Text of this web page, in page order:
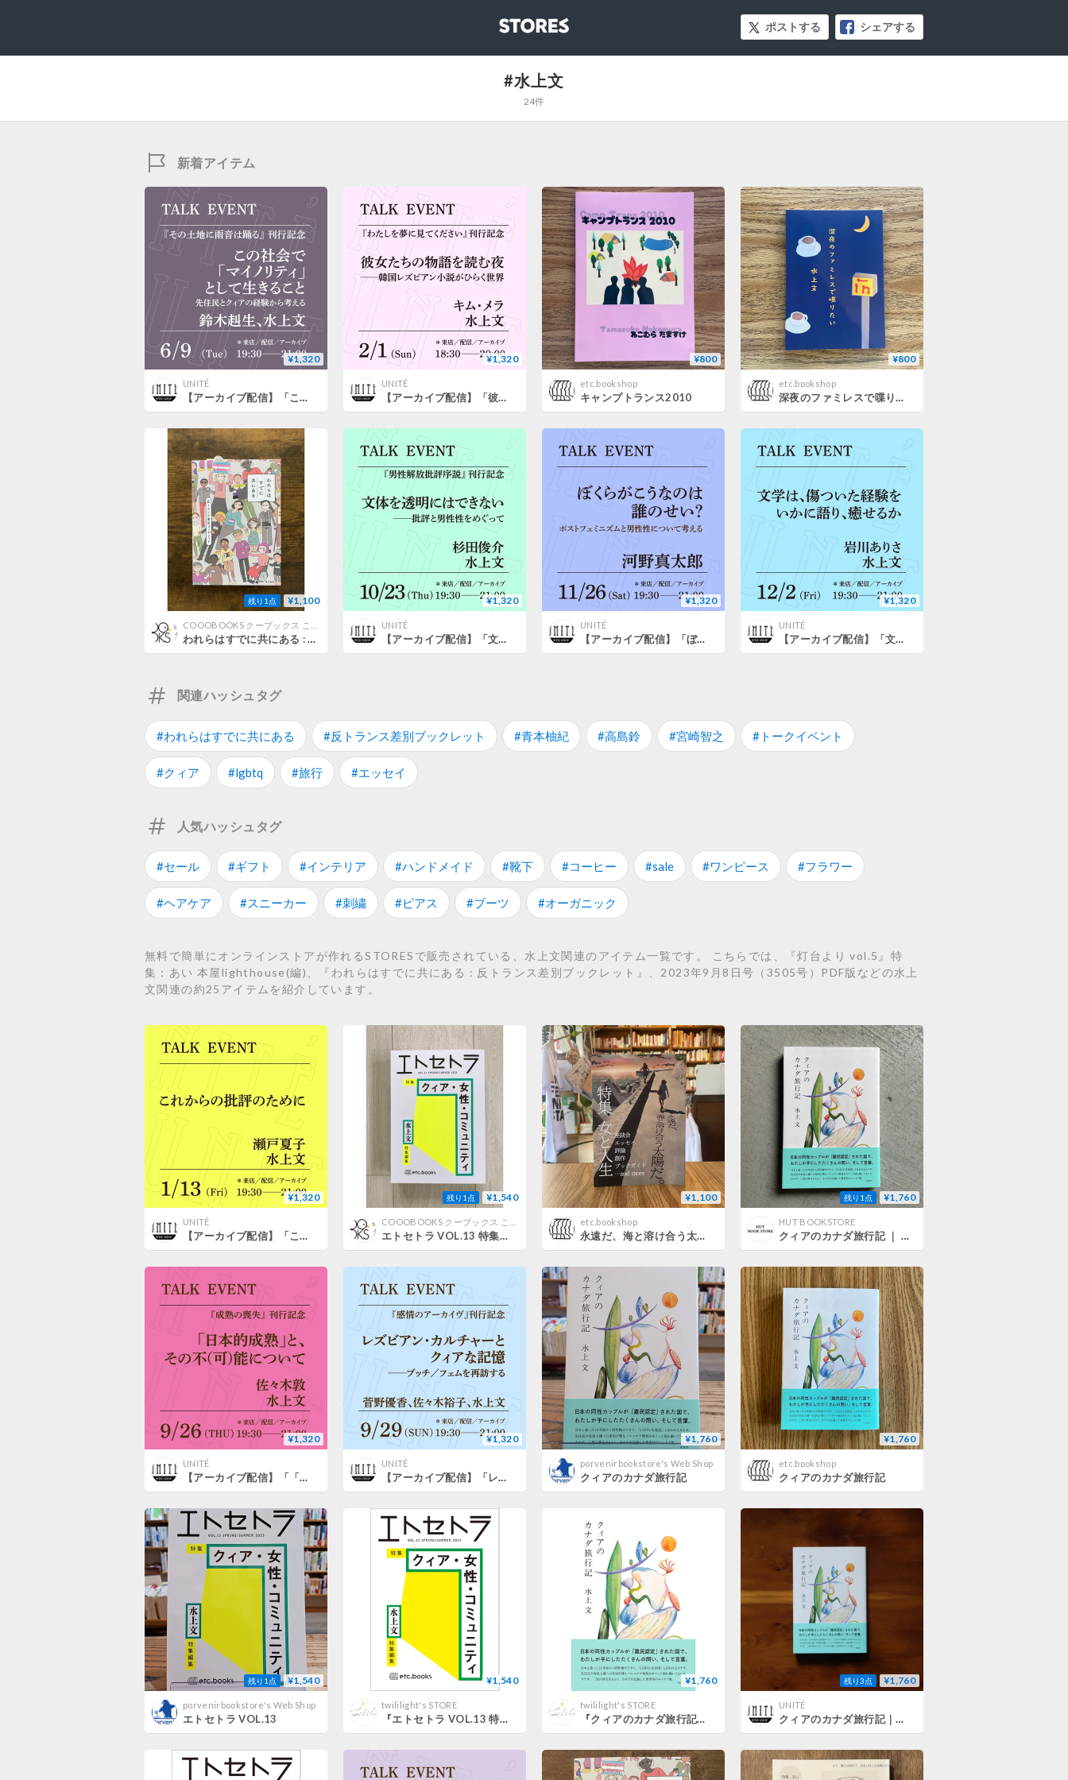
STORES ポストする シェアする
#水上文
24件
新着アイテム
¥1,320
UNITÉ
【アーカイブ配信】「この社会で「マイノリティ」として生きること──先住民とクィアの経験から考える」（登壇者：鈴木赳生、水上文）
¥1,320
UNITÉ
【アーカイブ配信】「彼女たちの物語を読む夜──韓国レズビアン小説がひらく世界」（登壇者：キム・メラ、水上文）
¥800
etc.bookshop
キャンプトランス2010
¥800
etc.bookshop
深夜のファミレスで喋りたい
残り1点 ¥1,100
われらはすでに共にある : 反トランス差別ブックレット／反トランス差別ブックレット編集部（青本柚紀, 高島 鈴, 水上 文）・編
¥1,320
UNITÉ
【アーカイブ配信】「文体を透明にはできない──批評と男性性をめぐって」（登壇者：杉田俊介、水上文）
¥1,320
UNITÉ
【アーカイブ配信】「ぼくらがこうなのは誰のせい？──ポストフェミニズムと男性性について考える」（登壇者：河野真太郎）
¥1,320
UNITÉ
【アーカイブ配信】「文学は、傷ついた経験をいかに語り、癒せるか（登壇者：岩川ありさ・水上文）」
関連ハッシュタグ
#われらはすでに共にある #反トランス差別ブックレット #青本柚紀 #高島鈴 #宮崎智之 #トークイベント
#クィア #lgbtq #旅行 #エッセイ
人気ハッシュタグ
#セール #ギフト #インテリア #ハンドメイド #靴下 #コーヒー #sale #ワンピース #フラワー
#ヘアケア #スニーカー #刺繍 #ピアス #ブーツ #オーガニック
無料で簡単にオンラインストアが作れるSTORESで販売されている、水上文関連のアイテム一覧です。 こちらでは、『灯台より vol.5』特
集：あい 本屋lighthouse(編)、『われらはすでに共にある : 反トランス差別ブックレット』、2023年9月8日号（3505号）PDF版などの水上
文関連の約25アイテムを紹介しています。
¥1,320
UNITÉ
【アーカイブ配信】「これからの批評のために」（登壇者： 瀬戸夏子、水上文）
残り1点 ¥1,540
エトセトラ VOL.13 特集：クィア・女性・コミュニティ／水上文・特集編集
¥1,100
etc.bookshop
永遠だ、海と溶け合う太陽だ。
残り1点 ¥1,760
HUT BOOKSTORE
クィアのカナダ旅行記 ｜ 水上 文
¥1,320
UNITÉ
【アーカイブ配信】「「日本的成熟」と、その不（可）能について」（登壇者：佐々木敦、水上文）
¥1,320
UNITÉ
【アーカイブ配信】「レズビアン・カルチャーとクィアな記憶 ──ブッチ／フェムを再訪する」（登壇者：菅野優香、佐々木裕子、水上文）
¥1,760
porvenirbookstore's Web Shop
クィアのカナダ旅行記
¥1,760
etc.bookshop
クィアのカナダ旅行記
残り1点 ¥1,540
porvenirbookstore's Web Shop
エトセトラ VOL.13
¥1,540
twililight's STORE
『エトセトラ VOL.13 特集：クィア・女性・コミュニティ』水上文 特集編集
¥1,760
twililight's STORE
『クィアのカナダ旅行記』水上 文
残り3点 ¥1,760
UNITÉ
クィアのカナダ旅行記｜水上文【著者サイン入り】